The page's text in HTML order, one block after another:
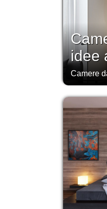
idee
Camere